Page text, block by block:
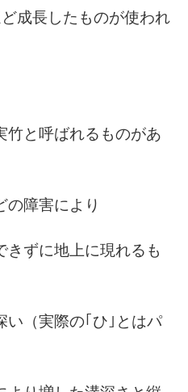
成長したものが使われ
竹と呼ばれるものがあ
の障害により
きずに地上に現れるも
い（実際の｢ひ｣とはパ